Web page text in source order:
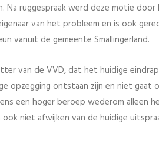
Na ruggespraak werd deze motie
van het probleem en is ook
vanuit de gemeente Smallingerland.
van de VVD, dat het huidige
opzegging ontstaan zijn en niet
een hoger beroep wederom alleen
niet afwijken van de huidige